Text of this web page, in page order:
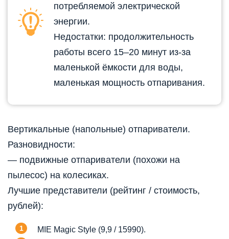
потребляемой электрической
энергии.
Недостатки: продолжительность
работы всего 15–20 минут из-за
маленькой ёмкости для воды,
маленькая мощность отпаривания.
Вертикальные (напольные) отпариватели.
Разновидности:
— подвижные отпариватели (похожи на
пылесос) на колесиках.
Лучшие представители (рейтинг / стоимость,
рублей):
MIE Magic Style (9,9 / 15990).